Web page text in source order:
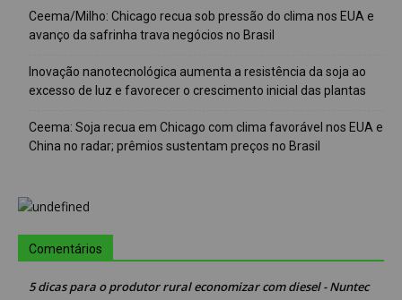
Ceema/Milho: Chicago recua sob pressão do clima nos EUA e
avanço da safrinha trava negócios no Brasil
Inovação nanotecnológica aumenta a resistência da soja ao
excesso de luz e favorecer o crescimento inicial das plantas
Ceema: Soja recua em Chicago com clima favorável nos EUA e
China no radar; prêmios sustentam preços no Brasil
Comentários
5 dicas para o produtor rural economizar com diesel - Nuntec